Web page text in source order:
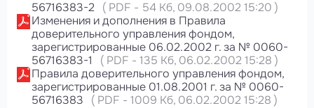
56716383-2 ( PDF - 54 Кб, 09.08.2002 15:20 )
Изменения и дополнения в Правила
доверительного управления фондом,
зарегистрированные 06.02.2002 г. за № 0060-
56716383-1
( PDF - 135 Кб, 06.02.2002 15:28 )
Правила доверительного управления фондом,
зарегистрированные 01.08.2001 г. за № 0060-
56716383
( PDF - 1009 Кб, 06.02.2002 15:28 )